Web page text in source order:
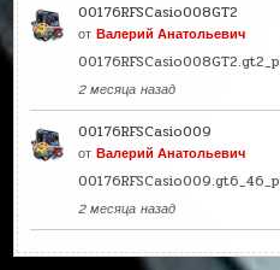
00176RFSCasio008GT2
отВалерий Анатольевич
2 месяца назад
00176RFSCasio009
отВалерий Анатольевич
2 месяца назад